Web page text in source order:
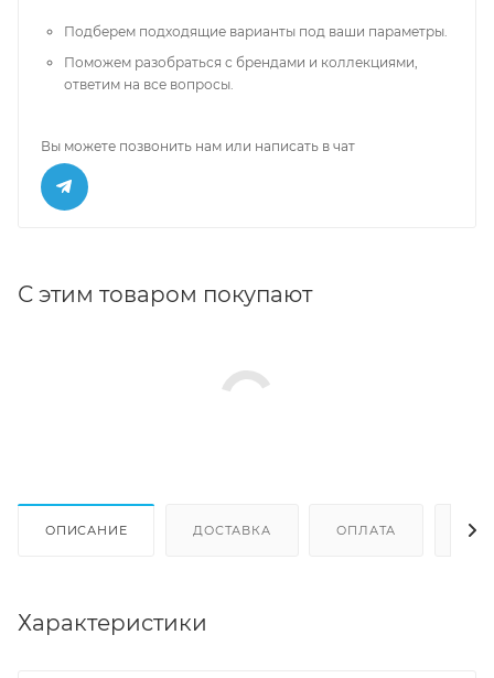
Подберем подходящие варианты под ваши параметры.
Поможем разобраться с брендами и коллекциями,
ответим на все вопросы.
Вы можете позвонить нам или написать в чат
С этим товаром покупают
ОПИСАНИЕ ДОСТАВКА ОПЛАТА
Характеристики